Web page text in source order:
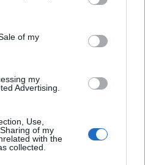
and its third-party tags to
purposes in below Google
of my
my
Advertising.
Use,
of my
with the
collected.